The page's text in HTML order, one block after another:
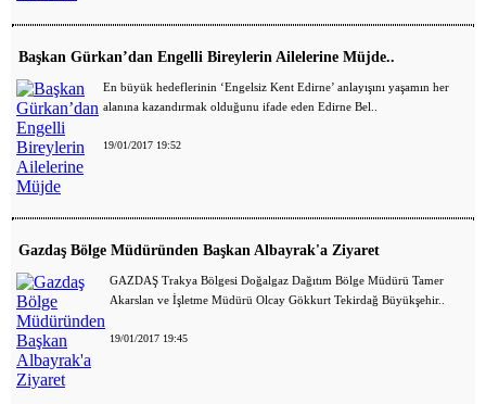
Başkan Gürkan’dan Engelli Bireylerin Ailelerine Müjde..
En büyük hedeflerinin ‘Engelsiz Kent Edirne’ anlayışını yaşamın her
alanına kazandırmak olduğunu ifade eden Edirne Bel..
19/01/2017 19:52
Gazdaş Bölge Müdüründen Başkan Albayrak'a Ziyaret
GAZDAŞ Trakya Bölgesi Doğalgaz Dağıtım Bölge Müdürü Tamer
Akarslan ve İşletme Müdürü Olcay Gökkurt Tekirdağ Büyükşehir..
19/01/2017 19:45